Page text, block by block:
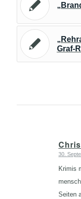
Graf-
30.
Krimis
Seiten